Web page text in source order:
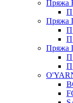
Пряжа
Пряжа
Пряжа